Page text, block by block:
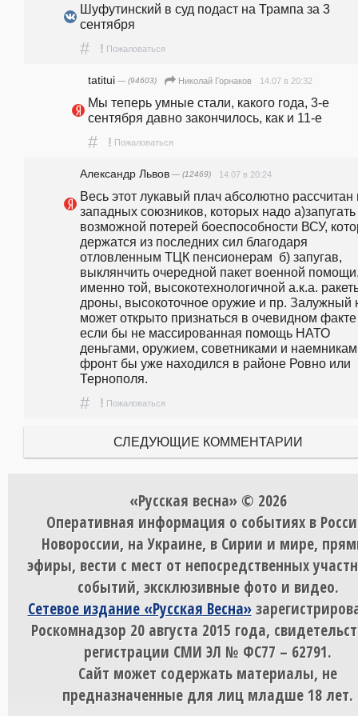
Шуфутинский в суд подаст на Трампа за 3
сентября
# ! Пожаловаться
tatitui — (94603) Николай Горнаков 14.07 в 20:32
Мы теперь умные стали, какого года, 3-е
сентября давно закончилось, как и 11-е
# ! Пожаловаться
Александр Львов — (12469) 14.07 в 20:24
Весь этот лукавый плач абсолютно рассчитан
западных союзников, которых надо а)запугать
возможной потерей боеспособности ВСУ,
держатся из последних сил благодаря
отловленным ТЦК пенсионерам  б) запугав,
выклянчить очередной пакет военной
именно той, высокотехнологичной а.к.а.
дроны, высокоточное оружие и пр. Залужный
может открыто признаться в очевидном
если бы не массированная помощь НАТО
деньгами, оружием, советниками и
фронт бы уже находился в районе Ровно или
Тернополя.
# ! Пожаловаться
СЛЕДУЮЩИЕ КОММЕНТАРИИ
«Русская весна» © 2026
Оперативная информация о событиях в
Новороссии, на Украине, в Сирии и мире,
эфиры, вести с мест от непосредственных
событий, эксклюзивные фото и видео.
Сетевое издание «Русская Весна»
Роскомнадзор 20 августа 2015 года,
регистрации СМИ ЭЛ № ФС77 – 62791.
Сайт может содержать материалы, не
предназначенные для лиц младше 18 лет.